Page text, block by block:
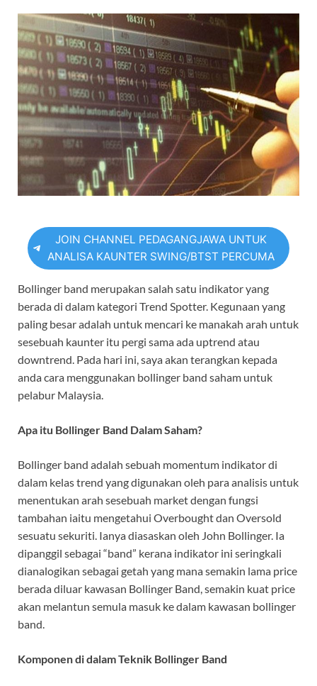
JOIN CHANNEL PEDAGANGJAWA UNTUK
ANALISA KAUNTER SWING/BTST PERCUMA
Bollinger band merupakan salah satu indikator yang
berada di dalam kategori Trend Spotter. Kegunaan yang
paling besar adalah untuk mencari ke manakah arah untuk
sesebuah kaunter itu pergi sama ada uptrend atau
downtrend. Pada hari ini, saya akan terangkan kepada
anda cara menggunakan bollinger band saham untuk
pelabur Malaysia.
Apa itu Bollinger Band Dalam Saham?
Bollinger band adalah sebuah momentum indikator di
dalam kelas trend yang digunakan oleh para analisis untuk
menentukan arah sesebuah market dengan fungsi
tambahan iaitu mengetahui Overbought dan Oversold
sesuatu sekuriti. Ianya diasaskan oleh John Bollinger. Ia
dipanggil sebagai “band” kerana indikator ini seringkali
dianalogikan sebagai getah yang mana semakin lama price
berada diluar kawasan Bollinger Band, semakin kuat price
akan melantun semula masuk ke dalam kawasan bollinger
band.
Komponen di dalam Teknik Bollinger Band